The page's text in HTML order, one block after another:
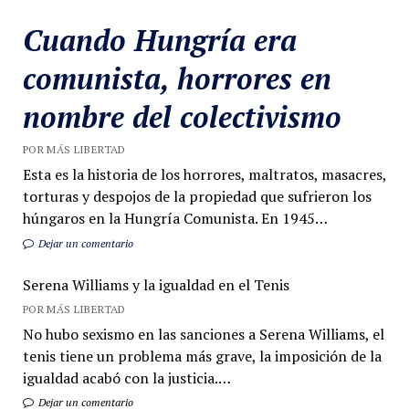
Cuando Hungría era
comunista, horrores en
nombre del colectivismo
POR MÁS LIBERTAD
Esta es la historia de los horrores, maltratos, masacres,
torturas y despojos de la propiedad que sufrieron los
húngaros en la Hungría Comunista. En 1945…
Dejar un comentario
Serena Williams y la igualdad en el Tenis
POR MÁS LIBERTAD
No hubo sexismo en las sanciones a Serena Williams, el
tenis tiene un problema más grave, la imposición de la
igualdad acabó con la justicia.…
Dejar un comentario